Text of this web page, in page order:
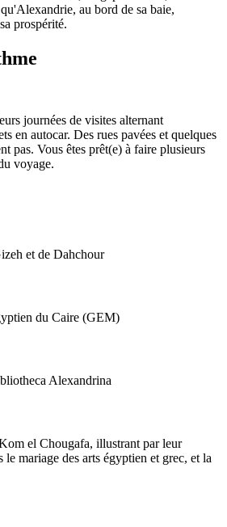
au bord de sa baie,
prospérité.
journées de visites alternant
en autocar. Des rues pavées et quelques
pas. Vous êtes prêt(e) à faire plusieurs
voyage.
et de Dahchour
du Caire (GEM)
Alexandrina
el Chougafa, illustrant par leur
le mariage des arts égyptien et grec, et la